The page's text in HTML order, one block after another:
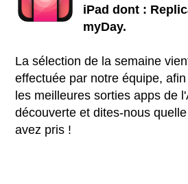
iPad dont :
myDay.
La sélection de la semaine
effectuée par notre équipe,
les meilleures sorties apps de
découverte et dites-nous
avez pris !